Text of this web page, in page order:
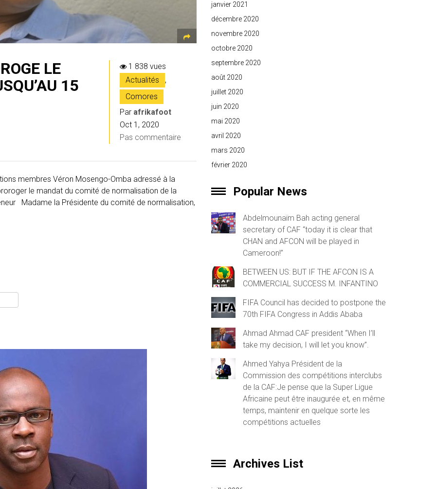
LE
15
1 838 vues
Actualités
,
Comores
Par afrikafoot
Oct 1, 2020
Pas commentaire
membres Véron Mosengo-Omba adressé à la
le mandat du comité de normalisation de la
Madame la Présidente du comité de normalisation,
janvier 2021
décembre 2020
novembre 2020
octobre 2020
septembre 2020
août 2020
juillet 2020
juin 2020
mai 2020
avril 2020
mars 2020
février 2020
Popular News
Abdelmounaïm Bah acting general
secretary of CAF “today it is clear that
CHAN and AFCON will be played in
Cameroon!”
BETWEEN US: BUT IF THE AFCON IS A
COMMERCIAL SUCCESS M. INFANTINO
FIFA Council has decided to postpone the
70th FIFA Congress in Addis Ababa
Ahmad Ahmad CAF president “When I’ll
take my decision, I will let you know”.
Ahmed Yahya Président de la
Commission des compétitions interclubs
de la CAF:Je pense que la Super Ligue
Africaine peut être inaugurée et, en même
temps, maintenir en quelque sorte les
compétitions actuelles
Archives List